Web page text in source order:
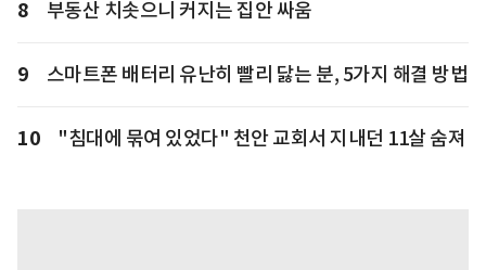
8 부동산 치솟으니 커지는 집안 싸움
9 스마트폰 배터리 유난히 빨리 닳는 분, 5가지 해결 방법
10 "침대에 묶여 있었다" 천안 교회서 지내던 11살 숨져